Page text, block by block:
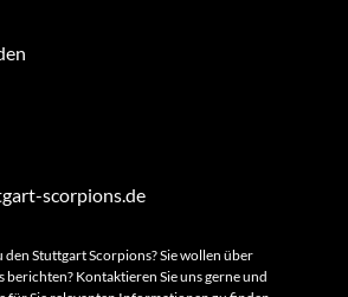
scorpions.de
den Stuttgart Scorpions? Sie wollen über
berichten? Kontaktieren Sie uns gerne und